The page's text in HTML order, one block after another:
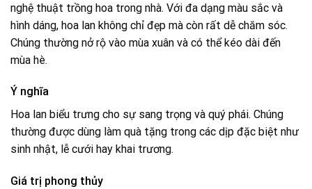
nghệ thuật trồng hoa trong nhà. Với đa dạng màu sắc và
hình dáng, hoa lan không chỉ đẹp mà còn rất dễ chăm sóc.
Chúng thường nở rộ vào mùa xuân và có thể kéo dài đến
mùa hè.
Ý nghĩa
Hoa lan biểu trưng cho sự sang trọng và quý phái. Chúng
thường được dùng làm quà tặng trong các dịp đặc biệt như
sinh nhật, lễ cưới hay khai trương.
Giá trị phong thủy